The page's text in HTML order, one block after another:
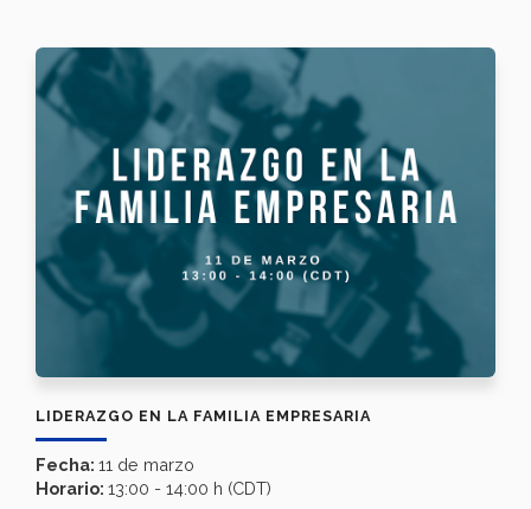
LIDERAZGO EN LA FAMILIA EMPRESARIA
Fecha: 11 de marzo
Horario: 13:00 - 14:00 h (CDT)